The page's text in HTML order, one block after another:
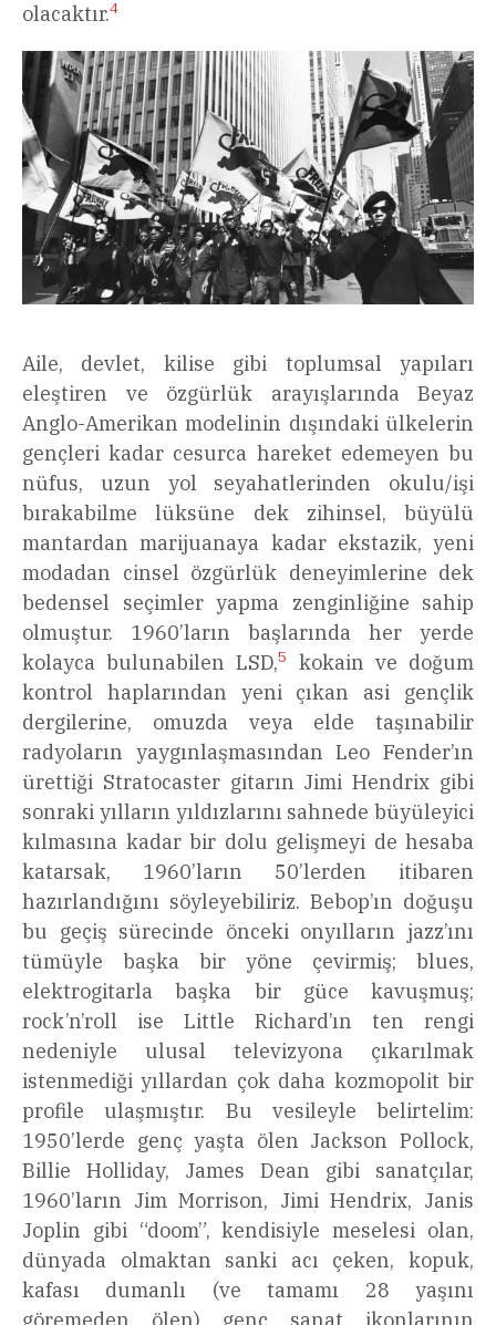
olacaktır.4
Aile, devlet, kilise gibi toplumsal yapıları
eleştiren ve özgürlük arayışlarında Beyaz
Anglo-Amerikan modelinin dışındaki ülkelerin
gençleri kadar cesurca hareket edemeyen bu
nüfus, uzun yol seyahatlerinden okulu/işi
bırakabilme lüksüne dek zihinsel, büyülü
mantardan marijuanaya kadar ekstazik, yeni
modadan cinsel özgürlük deneyimlerine dek
bedensel seçimler yapma zenginliğine sahip
olmuştur. 1960’ların başlarında her yerde
kolayca bulunabilen LSD,5
kokain ve doğum
kontrol haplarından yeni çıkan asi gençlik
dergilerine, omuzda veya elde taşınabilir
radyoların yaygınlaşmasından Leo Fender’ın
ürettiği Stratocaster gitarın Jimi Hendrix gibi
sonraki yılların yıldızlarını sahnede büyüleyici
kılmasına kadar bir dolu gelişmeyi de hesaba
katarsak, 1960’ların 50’lerden itibaren
hazırlandığını söyleyebiliriz. Bebop’ın doğuşu
bu geçiş sürecinde önceki onyılların jazz’ını
tümüyle başka bir yöne çevirmiş; blues,
elektrogitarla başka bir güce kavuşmuş;
rock’n’roll ise Little Richard’ın ten rengi
nedeniyle ulusal televizyona çıkarılmak
istenmediği yıllardan çok daha kozmopolit bir
profile ulaşmıştır. Bu vesileyle belirtelim:
1950’lerde genç yaşta ölen Jackson Pollock,
Billie Holliday, James Dean gibi sanatçılar,
1960’ların Jim Morrison, Jimi Hendrix, Janis
Joplin gibi “doom”, kendisiyle meselesi olan,
dünyada olmaktan sanki acı çeken, kopuk,
kafası dumanlı (ve tamamı 28 yaşını